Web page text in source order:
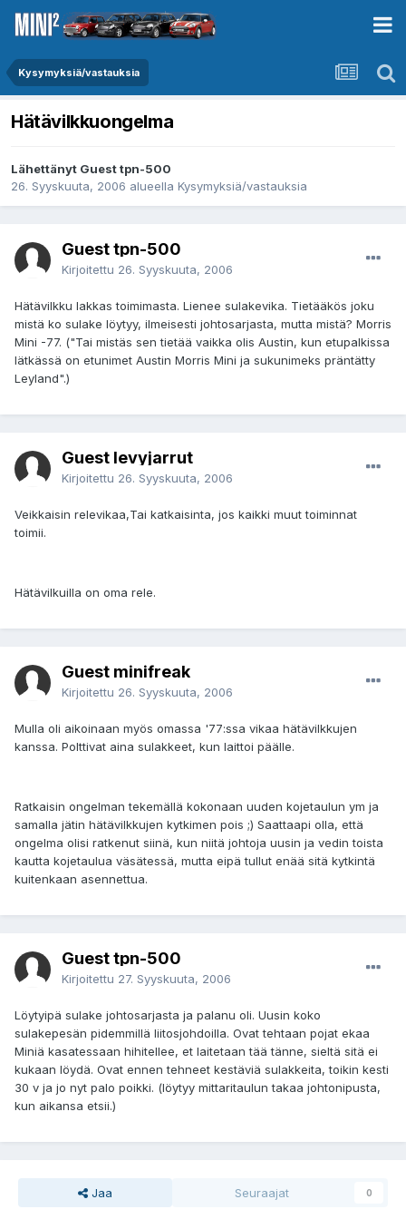
Kysymyksiä/vastauksia
Hätävilkkuongelma
Lähettänyt Guest tpn-500
26. Syyskuuta, 2006 alueella Kysymyksiä/vastauksia
Guest tpn-500
Kirjoitettu 26. Syyskuuta, 2006
Hätävilkku lakkas toimimasta. Lienee sulakevika. Tietääkös joku
mistä ko sulake löytyy, ilmeisesti johtosarjasta, mutta mistä? Morris
Mini -77. ("Tai mistäs sen tietää vaikka olis Austin, kun etupalkissa
lätkässä on etunimet Austin Morris Mini ja sukunimeks präntätty
Leyland".)
Guest levyjarrut
Kirjoitettu 26. Syyskuuta, 2006
Veikkaisin relevikaa,Tai katkaisinta, jos kaikki muut toiminnat
toimii.
Hätävilkuilla on oma rele.
Guest minifreak
Kirjoitettu 26. Syyskuuta, 2006
Mulla oli aikoinaan myös omassa '77:ssa vikaa hätävilkkujen
kanssa. Polttivat aina sulakkeet, kun laittoi päälle.
Ratkaisin ongelman tekemällä kokonaan uuden kojetaulun ym ja
samalla jätin hätävilkkujen kytkimen pois ;) Saattaapi olla, että
ongelma olisi ratkenut siinä, kun niitä johtoja uusin ja vedin toista
kautta kojetaulua väsätessä, mutta eipä tullut enää sitä kytkintä
kuitenkaan asennettua.
Guest tpn-500
Kirjoitettu 27. Syyskuuta, 2006
Löytyipä sulake johtosarjasta ja palanu oli. Uusin koko
sulakepesän pidemmillä liitosjohdoilla. Ovat tehtaan pojat ekaa
Miniä kasatessaan hihitellee, et laitetaan tää tänne, sieltä sitä ei
kukaan löydä. Ovat ennen tehneet kestäviä sulakkeita, toikin kesti
30 v ja jo nyt palo poikki. (löytyy mittaritaulun takaa johtonipusta,
kun aikansa etsii.)
Jaa Seuraajat 0